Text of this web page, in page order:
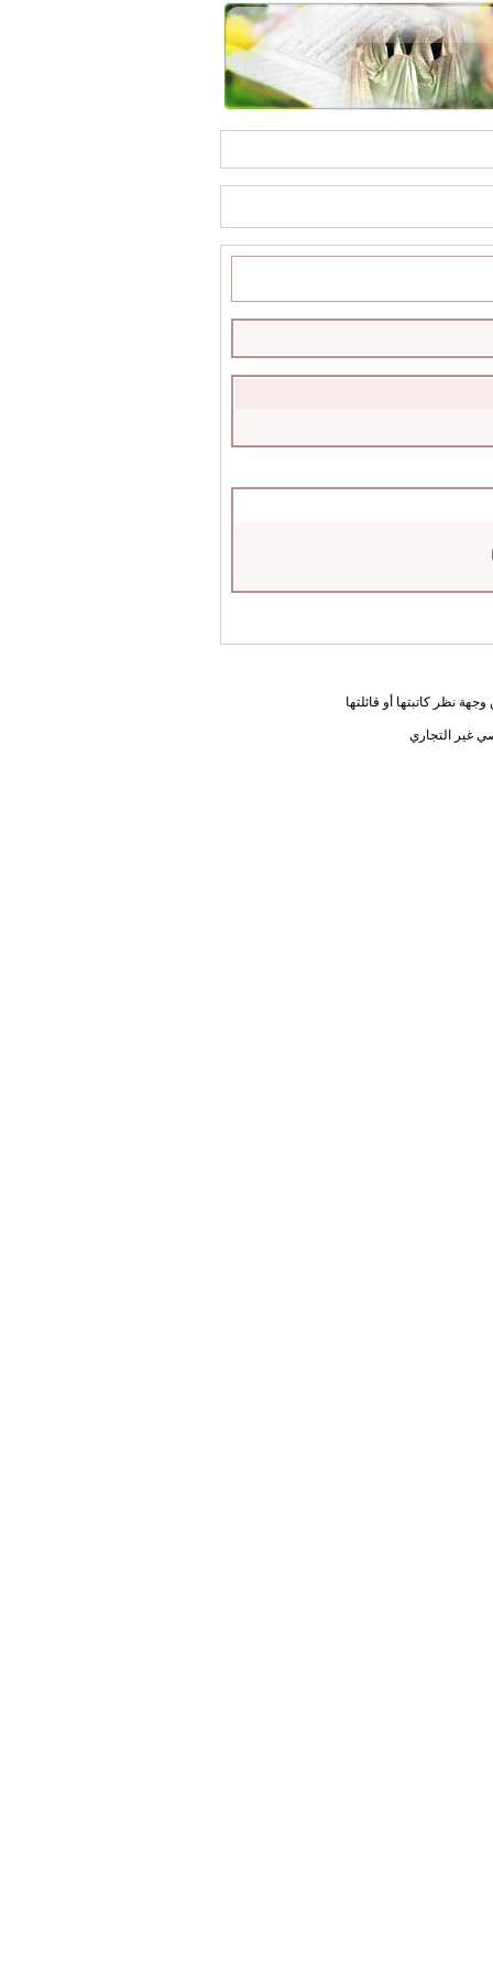
نظر كاتبتها أو قائلتها
غير التجاري